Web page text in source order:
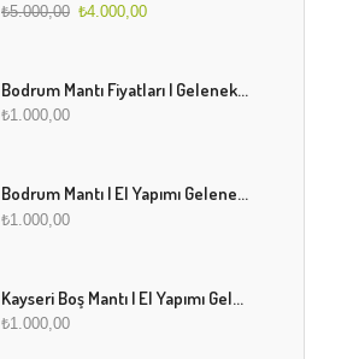
₺5.000,00 ₺4.000,00
Bodrum Mantı Fiyatları | Geleneksel Türk Mantısı Online Sipariş
₺1.000,00
Bodrum Mantı | El Yapımı Geleneksel Mantı Lezzeti
₺1.000,00
Kayseri Boş Mantı | El Yapımı Geleneksel Fırınlanmış Mantı
₺1.000,00